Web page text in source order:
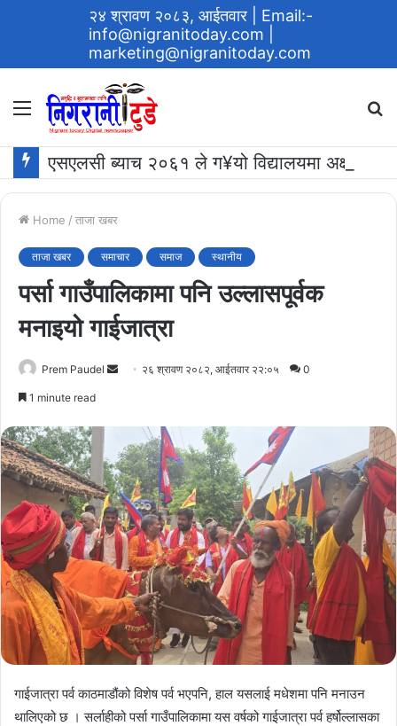
२४ श्रावण २०८३, आईतवार
| Email:-
info@nigranitoday.com
marketing@nigranitoday.com
Menu
Home / ताजा खबर
ताजा खबर समाचार समाज स्थानीय
पर्सा गाउँपालिकामा पनि उल्लासपूर्वक
मनाइयो गाईजात्रा
Prem Paudel
Send २६ श्रावण २०८२, आईतवार २२:०५ 0
1 minute read
गाईजात्रा पर्व काठमाडौंको विशेष पर्व भएपनि, हाल यसलाई मधेशमा पनि मनाउन
थालिएको छ । सर्लाहीको पर्सा गाउँपालिकामा यस वर्षको गाईजात्रा पर्व हर्षोल्लासका